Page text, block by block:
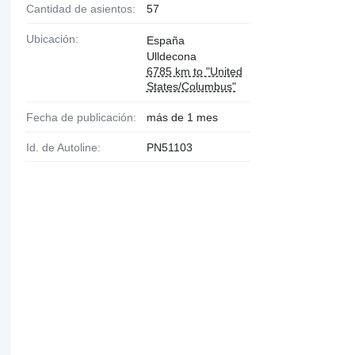
Cantidad de asientos: 57
Ubicación:
España
Ulldecona
6785 km to "United
States/Columbus"
Fecha de publicación: más de 1 mes
Id. de Autoline: PN51103